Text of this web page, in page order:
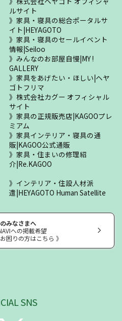
ルサイト
家具・寝具の総合ポータルサ
イト|HEYAGOTO
家具・寝具のセールイベント
情報|Seiloo
みんなのお部屋自慢|MY !
GALLERY
家具をあげたい・ほしい|ヘヤ
ゴトフリマ
株式会社カグー オフィシャル
サイト
家具の正規販売店|KAGOOプレ
ミアム
家具インテリア・寝具の通
販|KAGOO公式通販
家具・住まいの修理紹
介|Re.KAGOO
インテリア・住設人材派
遣|HEYAGOTO Human Satellite
みなさまへ
への掲載希望
困りの方はこちら 》
SNS